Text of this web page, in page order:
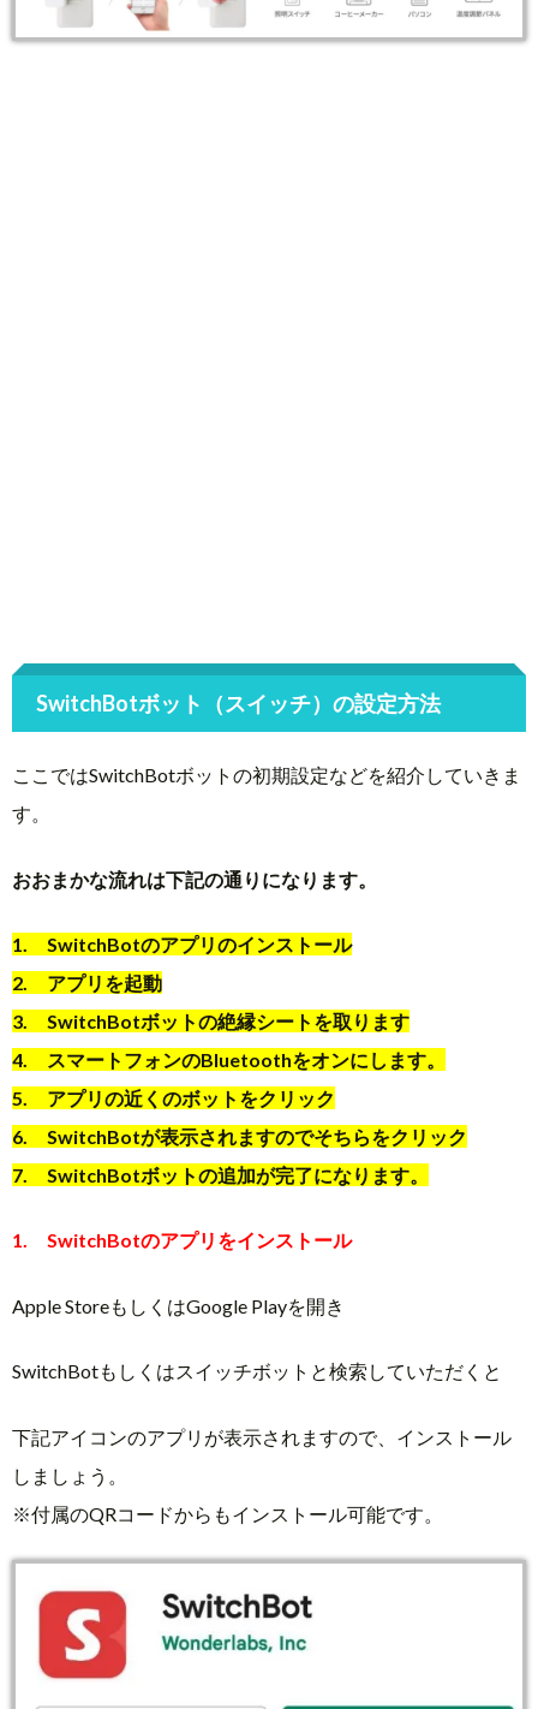
SwitchBotボット（スイッチ）の設定方法
ここではSwitchBotボットの初期設定などを紹介していきま
す。
おおまかな流れは下記の通りになります。
1. SwitchBotのアプリのインストール
2. アプリを起動
3. SwitchBotボットの絶縁シートを取ります
4. スマートフォンのBluetoothをオンにします。
5. アプリの近くのボットをクリック
6. SwitchBotが表示されますのでそちらをクリック
7. SwitchBotボットの追加が完了になります。
1. SwitchBotのアプリをインストール
Apple StoreもしくはGoogle Playを開き
SwitchBotもしくはスイッチボットと検索していただくと
下記アイコンのアプリが表示されますので、インストール
しましょう。
※付属のQRコードからもインストール可能です。